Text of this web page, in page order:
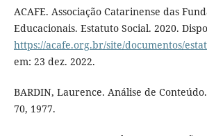
ACAFE. Associação Catarinense das
Educacionais. Estatuto Social. 2020.
https://acafe.org.br/site/documentos/
em: 23 dez. 2022.
BARDIN, Laurence. Análise de
70, 1977.